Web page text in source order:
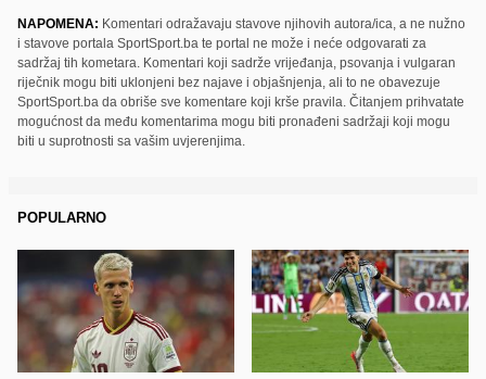
NAPOMENA: Komentari odražavaju stavove njihovih autora/ica, a ne nužno
i stavove portala SportSport.ba te portal ne može i neće odgovarati za
sadržaj tih kometara. Komentari koji sadrže vrijeđanja, psovanja i vulgaran
riječnik mogu biti uklonjeni bez najave i objašnjenja, ali to ne obavezuje
SportSport.ba da obriše sve komentare koji krše pravila. Čitanjem prihvatate
mogućnost da među komentarima mogu biti pronađeni sadržaji koji mogu
biti u suprotnosti sa vašim uvjerenjima.
POPULARNO